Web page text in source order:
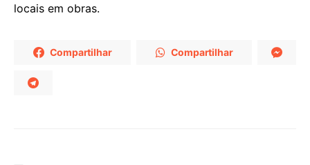
locais em obras.
Compartilhar Compartilhar